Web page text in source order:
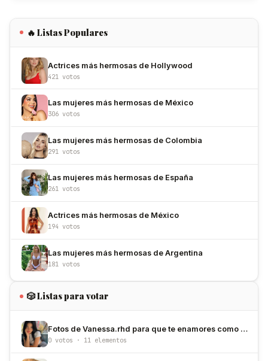
🔥 Listas Populares
Actrices más hermosas de Hollywood
421 votos
Las mujeres más hermosas de México
306 votos
Las mujeres más hermosas de Colombia
291 votos
Las mujeres más hermosas de España
261 votos
Actrices más hermosas de México
194 votos
Las mujeres más hermosas de Argentina
181 votos
🎲 Listas para votar
Fotos de Vanessa.rhd para que te enamores como nosotros
0 votos · 11 elementos